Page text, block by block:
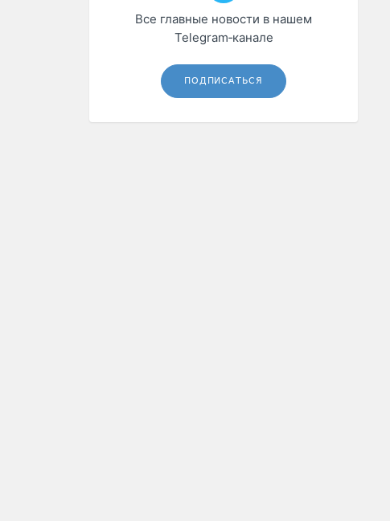
Все главные новости в нашем
Telegram‑канале
ПОДПИСАТЬСЯ